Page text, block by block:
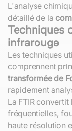
L'analyse
détaillé de la
Techniques
infrarouge
Les techniques
comprennent
transformée de
rapidement
La FTIR
fréquentielles,
haute résolution